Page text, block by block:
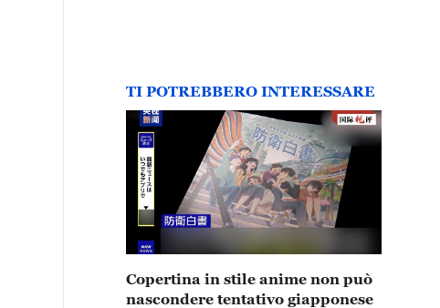
TI POTREBBERO INTERESSARE
Copertina in stile anime non può
nascondere tentativo giapponese